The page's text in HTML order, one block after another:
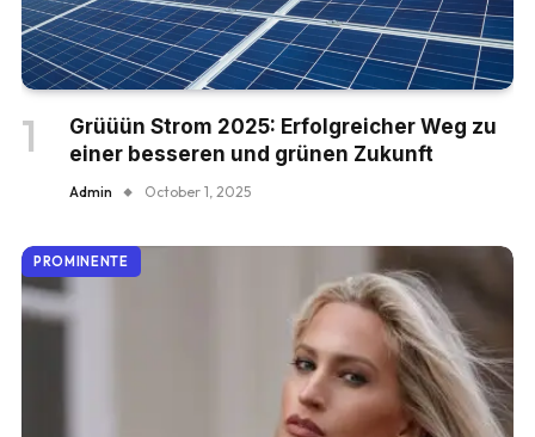
Grüüün Strom 2025: Erfolgreicher Weg zu
einer besseren und grünen Zukunft
Admin October 1, 2025
PROMINENTE